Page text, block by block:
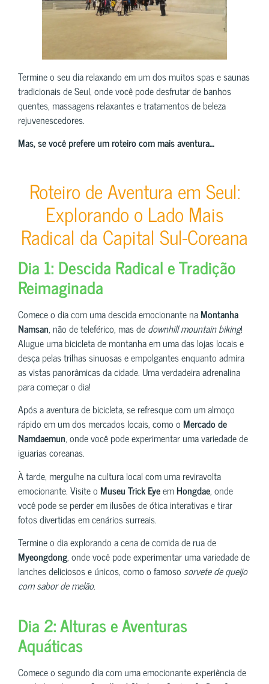
Termine o seu dia relaxando em um dos muitos spas e saunas
tradicionais de Seul, onde você pode desfrutar de banhos
quentes, massagens relaxantes e tratamentos de beleza
rejuvenescedores.
Mas, se você prefere um roteiro com mais aventura…
Roteiro de Aventura em Seul:
Explorando o Lado Mais
Radical da Capital Sul-Coreana
Dia 1: Descida Radical e Tradição
Reimaginada
Comece o dia com uma descida emocionante naMontanha
Namsan, não de teleférico, mas dedownhill mountain biking!
Alugue uma bicicleta de montanha em uma das lojas locais e
desça pelas trilhas sinuosas e empolgantes enquanto admira
as vistas panorâmicas da cidade. Uma verdadeira adrenalina
para começar o dia!
Após a aventura de bicicleta, se refresque com um almoço
rápido em um dos mercados locais, como o Mercado de
Namdaemun, onde você pode experimentar uma variedade de
iguarias coreanas.
À tarde, mergulhe na cultura local com uma reviravolta
emocionante. Visite o Museu Trick EyeemHongdae, onde
você pode se perder em ilusões de ótica interativas e tirar
fotos divertidas em cenários surreais.
Termine o dia explorando a cena de comida de rua de
Myeongdong, onde você pode experimentar uma variedade de
lanches deliciosos e únicos, como o famoso sorvete de queijo
com sabor de melão.
Dia 2: Alturas e Aventuras
Aquáticas
Comece o segundo dia com uma emocionante experiência de